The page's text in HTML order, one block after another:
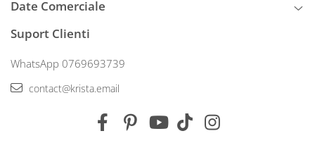
Date Comerciale
Suport Clienti
WhatsApp 0769693739
contact@krista.email